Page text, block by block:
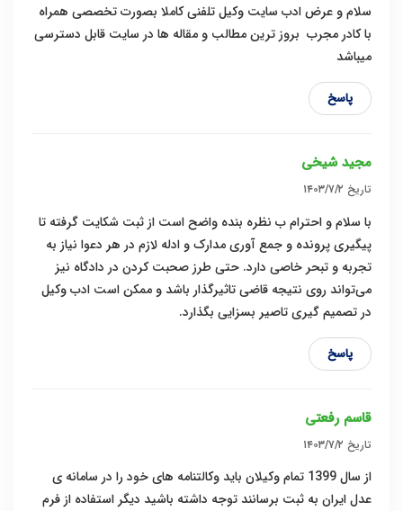
سلام و عرض ادب سایت وکیل تلفنی کاملا بصورت تخصصی همراه
با کادر مجرب بروز ترین مطالب و مقاله ها در سایت قابل دسترسی
میباشد
پاسخ
مجید شیخی
تاریخ ۱۴۰۳/۷/۲
با سلام و احترام ب نظره بنده واضح است از ثبت شکایت گرفته تا
پیگیری پرونده و جمع آوری مدارک و ادله لازم در هر دعوا نیاز به
تجربه و تبحر خاصی دارد. حتی طرز صحبت کردن در دادگاه نیز
می‌تواند روی نتیجه قاضی تاثیرگذار باشد و ممکن است ادب وکیل
در تصمیم گیری تاصیر بسزایی بگذارد.
پاسخ
قاسم رفعتی
تاریخ ۱۴۰۳/۷/۲
از سال 1399 تمام وکیلان باید وکالتنامه های خود را در سامانه ی
عدل ایران به ثبت برسانند توجه داشته باشید دیگر استفاده از فرم